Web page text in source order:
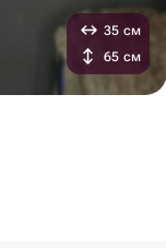
35 см
65 см